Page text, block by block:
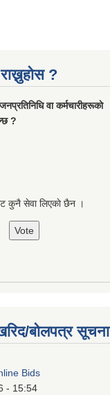
?
वा कर्मचारीहरूकाे
?
कुनै सेवा लिएकाे छैन ।
बोलपत्र सूचना
Bids
- 15:54